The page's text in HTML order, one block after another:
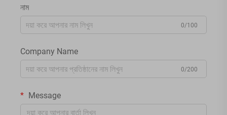
নাম
0/100
Company Name
0/200
Message